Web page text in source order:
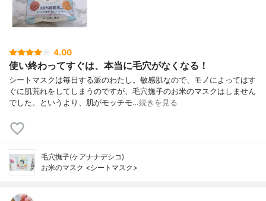
4.00
使い終わってすぐは、本当に毛穴がなくなる！
シートマスクは毎日する派のわたし。敏感肌なので、モノによってはす
ぐに肌荒れをしてしまうのですが、毛穴撫子のお米のマスクはしません
でした。というより、肌がモッチモ…続きを見る
毛穴撫子(ケアナナデシコ)
お米のマスク <シートマスク>